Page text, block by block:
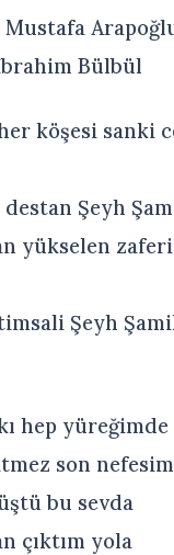
Mustafa
Bülbül
köşesi sanki
Şeyh
yükselen
Şeyh
hep yüreğimde
son
bu sevda
çıktım yola